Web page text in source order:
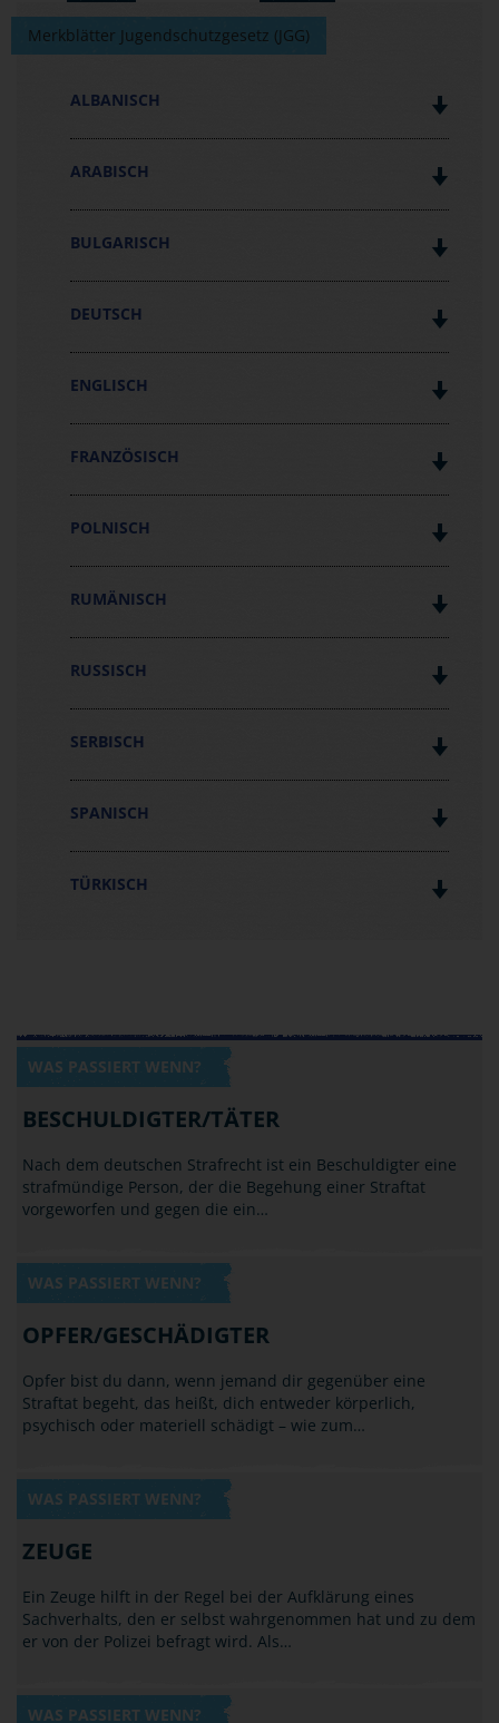
Merkblätter Jugendschutzgesetz (JGG)
ALBANISCH
ARABISCH
BULGARISCH
DEUTSCH
ENGLISCH
FRANZÖSISCH
POLNISCH
RUMÄNISCH
RUSSISCH
SERBISCH
SPANISCH
TÜRKISCH
WAS PASSIERT WENN?
BESCHULDIGTER/TÄTER
Nach dem deutschen Strafrecht ist ein Beschuldigter eine
strafmündige Person, der die Begehung einer Straftat
vorgeworfen und gegen die ein…
WAS PASSIERT WENN?
OPFER/GESCHÄDIGTER
Opfer bist du dann, wenn jemand dir gegenüber eine
Straftat begeht, das heißt, dich entweder körperlich,
psychisch oder materiell schädigt – wie zum…
WAS PASSIERT WENN?
ZEUGE
Ein Zeuge hilft in der Regel bei der Aufklärung eines
Sachverhalts, den er selbst wahrgenommen hat und zu dem
er von der Polizei befragt wird. Als…
WAS PASSIERT WENN?